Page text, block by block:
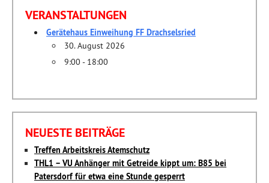
VERANSTALTUNGEN
Gerätehaus Einweihung FF Drachselsried
30. August 2026
9:00 - 18:00
NEUESTE BEITRÄGE
Treffen Arbeitskreis Atemschutz
THL1 – VU Anhänger mit Getreide kippt um: B85 bei
Patersdorf für etwa eine Stunde gesperrt